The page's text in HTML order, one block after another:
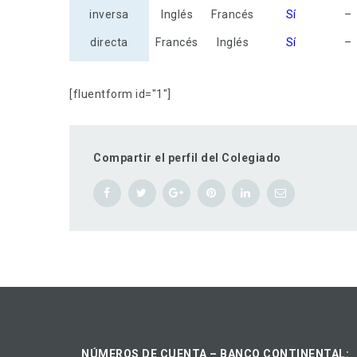
inversa Inglés Francés Sí –
directa Francés Inglés Sí –
[fluentform id="1"]
Compartir el perfil del Colegiado
NÚMEROS DE CUENTA – BANCO CONTINENTAL: